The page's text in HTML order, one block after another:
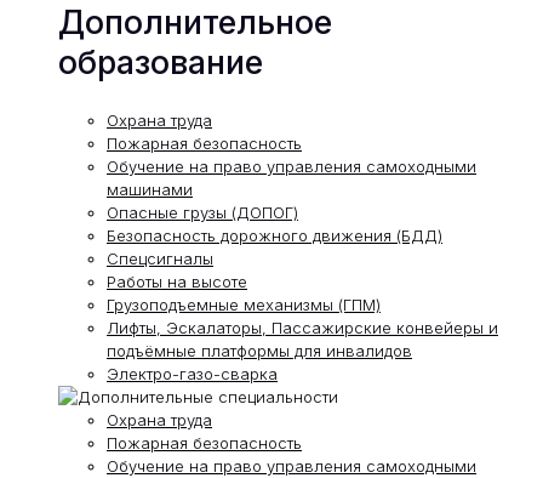
Дополнительное
образование
Охрана труда
Пожарная безопасность
Обучение на право управления самоходными
машинами
Опасные грузы (ДОПОГ)
Безопасность дорожного движения (БДД)
Спецсигналы
Работы на высоте
Грузоподъемные механизмы (ГПМ)
Лифты, Эскалаторы, Пассажирские конвейеры и
подъёмные платформы для инвалидов
Электро-газо-сварка
Охрана труда
Пожарная безопасность
Обучение на право управления самоходными